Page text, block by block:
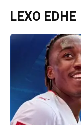
LEXO EDHE